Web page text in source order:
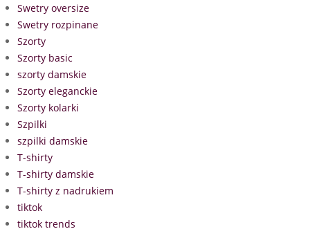
Swetry oversize
Swetry rozpinane
Szorty
Szorty basic
szorty damskie
Szorty eleganckie
Szorty kolarki
Szpilki
szpilki damskie
T-shirty
T-shirty damskie
T-shirty z nadrukiem
tiktok
tiktok trends